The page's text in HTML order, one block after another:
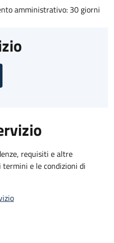
amministrativo: 30 giorni
requisiti e altre
e le condizioni di